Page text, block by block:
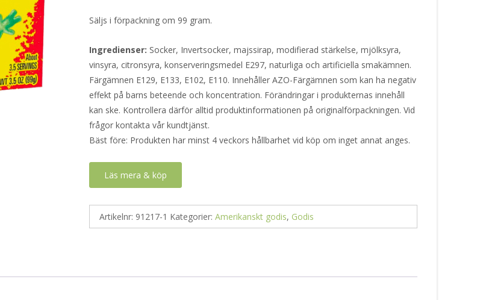
Säljs i förpackning om 99 gram.
Ingredienser: Socker, Invertsocker, majssirap, modifierad stärkelse, mjölksyra,
vinsyra, citronsyra, konserveringsmedel E297, naturliga och artificiella smakämnen.
Färgämnen E129, E133, E102, E110. Innehåller AZO-Färgämnen som kan ha negativ
effekt på barns beteende och koncentration. Förändringar i produkternas innehåll
kan ske. Kontrollera därför alltid produktinformationen på originalförpackningen. Vid
frågor kontakta vår kundtjänst.
Bäst före: Produkten har minst 4 veckors hållbarhet vid köp om inget annat anges.
Läs mera & köp
Artikelnr: 91217-1 Kategorier: Amerikanskt godis, Godis